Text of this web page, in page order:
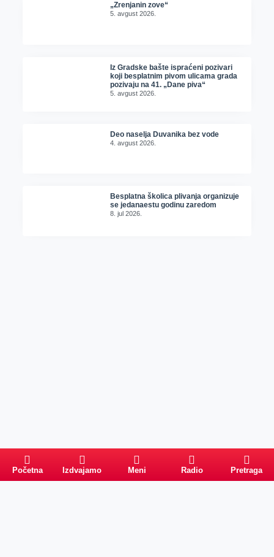
„Zrenjanin zove“
5. avgust 2026.
Iz Gradske bašte ispraćeni pozivari
koji besplatnim pivom ulicama grada
pozivaju na 41. „Dane piva“
5. avgust 2026.
Deo naselja Duvanika bez vode
4. avgust 2026.
Besplatna školica plivanja organizuje
se jedanaestu godinu zaredom
8. jul 2026.
Početna Izdvajamo Meni Radio Pretraga